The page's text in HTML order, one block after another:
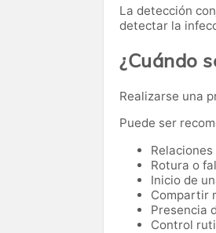
La detección
detectar la
¿Cuándo
Realizarse una
Puede ser
Rotura o
Inicio de
Compartir
Presencia
Control